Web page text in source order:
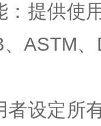
：提供使
ASTM
者设定所